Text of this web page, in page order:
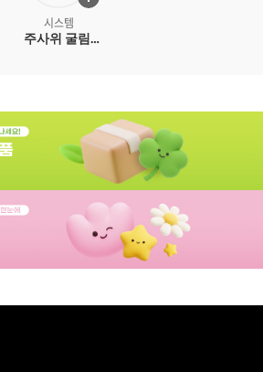
시스템
주사위 굴림,